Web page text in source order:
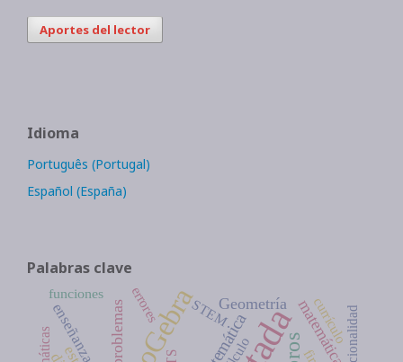
Aportes del lector
Idioma
Português (Portugal)
Español (España)
Palabras clave
matemática
Geometría
problemas
enseñanza STEM
errores currículo
funciones